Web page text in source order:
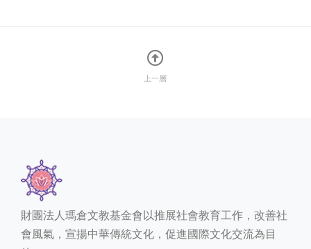
上一層
財團法人瑪倉文教基金會以推展社會教育工作，改善社
會風氣，宣揚中華傳統文化，促進國際文化交流為目